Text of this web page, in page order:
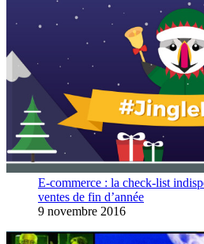
E-commerce : la check-list
ventes de fin d’année
9 novembre 2016